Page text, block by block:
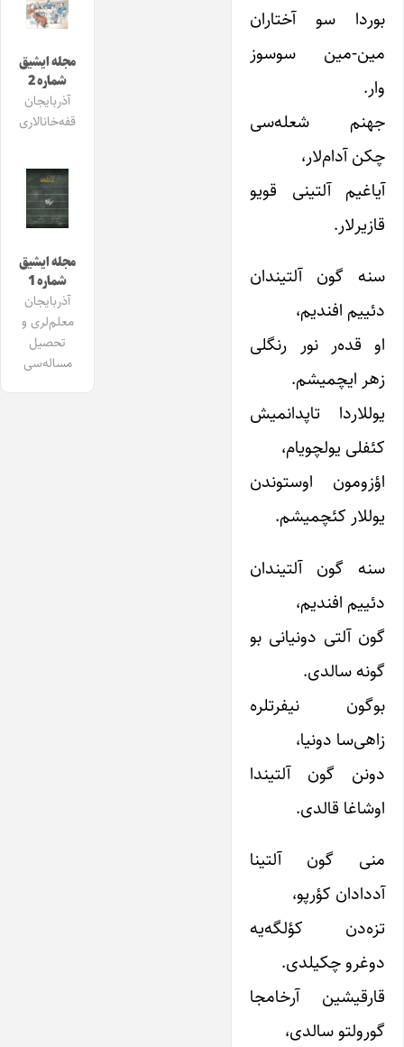
بوردا سو آختاران
مین-مین سوسوز
وار.
جهنم شعله‌سی
چکن آدام‌لار،
آیاغیم آلتینی قویو
قازیرلار.
سنه گون آلتیندان
دئییم افندیم،
او قده‌ر نور رنگلی
زهر ایچمیشم.
یوللاردا تاپدانمیش
کئفلی یولچویام،
اؤزومون اوستوندن
یوللار کئچمیشم.
سنه گون آلتیندان
دئییم افندیم،
گون آلتی دونیانی بو
گونه سالدی.
بوگون نیفرتلره
زاهی‌سا دونیا،
دونن گون آلتیندا
اوشاغا قالدی.
منی گون آلتینا
آددادان کؤرپو،
تزه‌دن کؤلگه‌یه
دوغرو چکیلدی.
قارقیشین آرخامجا
گورولتو سالدی،
مجله ایشیق
شماره 2
آذربایجان
قفه‌خانالاری
مجله ایشیق
شماره 1
آذربایجان
معلم‌لری و
تحصیل
مساله‌سی